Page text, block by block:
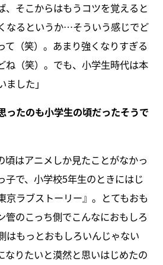
、そこからはもうコツを覚えると
なるというか…そういう感じでど
て（笑）。あまり強くなりすぎる
ね（笑）。でも、小学生時代は本
した」
ったのも小学生の頃だったそうで
頃はアニメしか見たことがなかっ
子で、小学校5年生のときにはじ
京ラブストーリー』。とてもおも
管のこっち側でこんなにおもしろ
はもっとおもしろいんじゃない
なりたいと漠然と思いはじめたの